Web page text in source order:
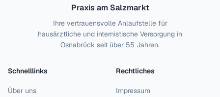
Praxis am Salzmarkt
Ihre vertrauensvolle Anlaufstelle für
hausärztliche und internistische Versorgung in
Osnabrück seit über 55 Jahren.
Schnelllinks
Über uns
Rechtliches
Impressum